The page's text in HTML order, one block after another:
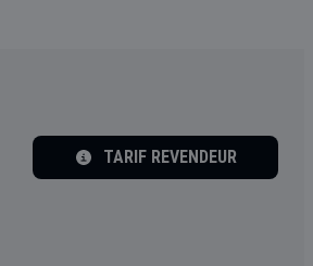
TARIF REVENDEUR